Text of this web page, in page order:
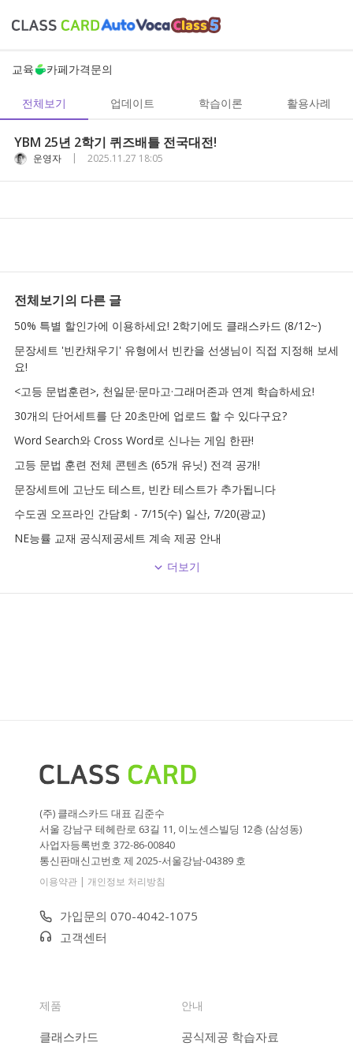
교육 카페가격문의
전체보기 업데이트 학습이론 활용사례
YBM 25년 2학기 퀴즈배틀 전국대전!
운영자 | 2025.11.27 18:05
전체보기의 다른 글
50% 특별 할인가에 이용하세요! 2학기에도 클래스카드 (8/12~)
문장세트 '빈칸채우기' 유형에서 빈칸을 선생님이 직접 지정해 보세
요!
<고등 문법훈련>, 천일문·문마고·그래머존과 연계 학습하세요!
30개의 단어세트를 단 20초만에 업로드 할 수 있다구요?
Word Search와 Cross Word로 신나는 게임 한판!
고등 문법 훈련 전체 콘텐츠 (65개 유닛) 전격 공개!
문장세트에 고난도 테스트, 빈칸 테스트가 추가됩니다
수도권 오프라인 간담회 - 7/15(수) 일산, 7/20(광교)
NE능률 교재 공식제공세트 계속 제공 안내
더보기
(주) 클래스카드 대표 김준수
서울 강남구 테헤란로 63길 11, 이노센스빌딩 12층 (삼성동)
사업자등록번호 372-86-00840
통신판매신고번호 제 2025-서울강남-04389 호
이용약관 | 개인정보 처리방침
가입문의 070-4042-1075
고객센터
제품
클래스카드
안내
공식제공 학습자료